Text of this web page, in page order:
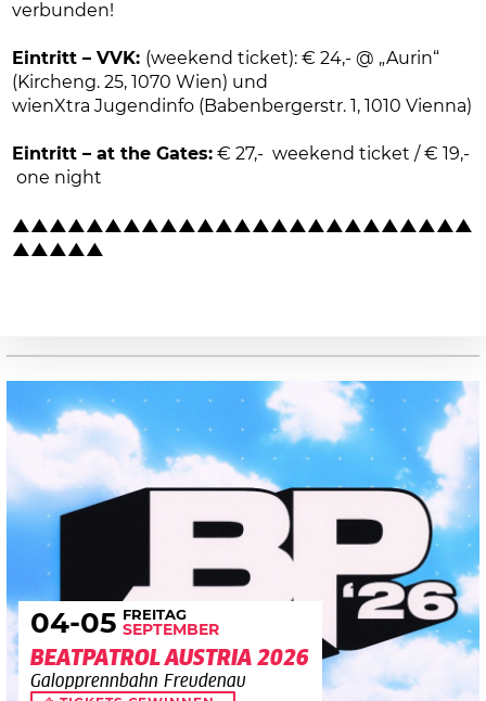
verbunden!
Eintritt – VVK: (weekend ticket):€24,- @ „Aurin“
(Kircheng. 25, 1070 Wien) und
wienXtra Jugendinfo (Babenbergerstr. 1, 1010 Vienna)
Eintritt – at the Gates: €27,- weekend ticket /€
19,-
one night
▲▲▲▲▲▲▲▲▲▲▲▲▲▲▲▲▲▲▲▲▲▲▲▲▲
▲▲▲▲▲
04-05 FREITAG
SEPTEMBER
BEATPATROL AUSTRIA 2026
Galopprennbahn Freudenau